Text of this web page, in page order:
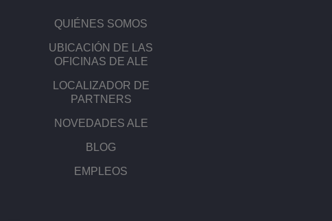
QUIÉNES SOMOS
UBICACIÓN DE LAS
OFICINAS DE ALE
LOCALIZADOR DE
PARTNERS
NOVEDADES ALE
BLOG
EMPLEOS